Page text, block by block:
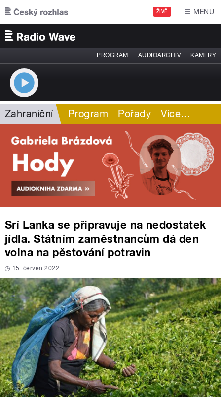
Přejít k hlavnímu obsahu
ŽIVĚ MENU
PROGRAM AUDIOARCHIV KAMERY
Zahraniční Program Pořady Více…
Srí Lanka se připravuje na nedostatek
jídla. Státním zaměstnancům dá den
volna na pěstování potravin
15. červen 2022